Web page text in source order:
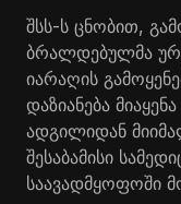
შსს-ს ცნობით,
ბრალდებულმა
იარაღის
დაზიანება
ადგილიდან
შესაბამისი
საავადმყოფოში